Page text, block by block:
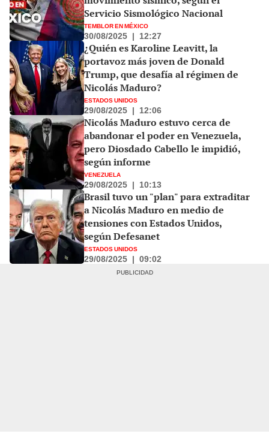
Servicio Sismológico Nacional
TEMBLOR EN MÉXICO
30/08/2025 | 12:27
¿Quién es Karoline Leavitt, la
portavoz más joven de Donald
Trump, que desafía al régimen de
Nicolás Maduro?
ESTADOS UNIDOS
29/08/2025 | 12:06
Nicolás Maduro estuvo cerca de
abandonar el poder en Venezuela,
pero Diosdado Cabello le impidió,
según informe
VENEZUELA
29/08/2025 | 10:13
Brasil tuvo un "plan" para extraditar
a Nicolás Maduro en medio de
tensiones con Estados Unidos,
según Defesanet
ESTADOS UNIDOS
29/08/2025 | 09:02